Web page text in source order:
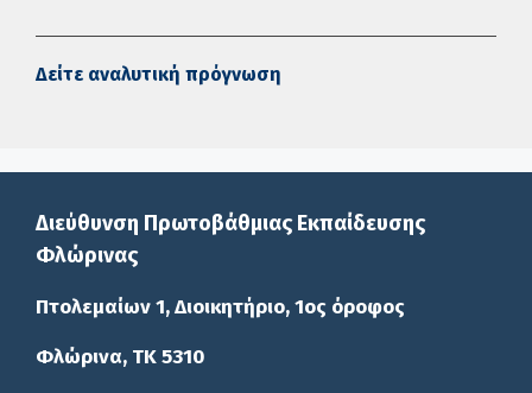
Δείτε αναλυτική πρόγνωση
Διεύθυνση Πρωτοβάθμιας Εκπαίδευσης
Φλώρινας
Πτολεμαίων 1, Διοικητήριο, 1ος όροφος
Φλώρινα, ΤΚ 5310